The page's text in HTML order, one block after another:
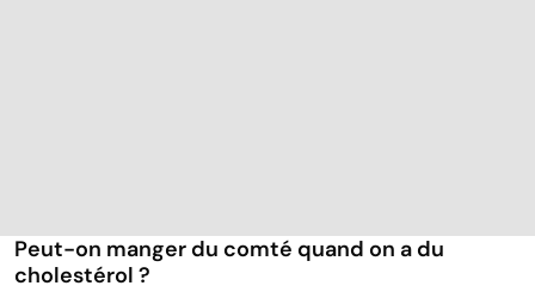
Peut-on manger du comté quand on a du
cholestérol ?